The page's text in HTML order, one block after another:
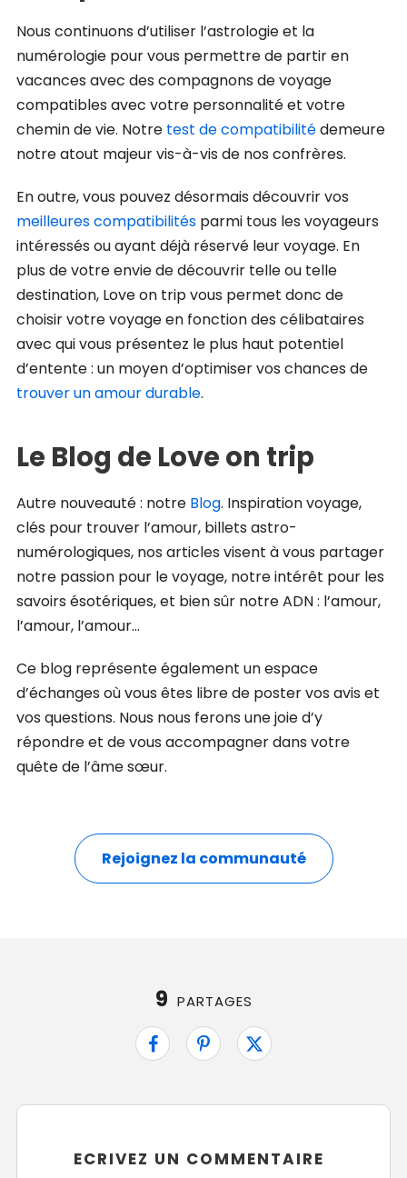
Nous continuons d’utiliser l’astrologie et la
numérologie pour vous permettre de partir en
vacances avec des compagnons de voyage
compatibles avec votre personnalité et votre
chemin de vie. Notre test de compatibilitédemeure
notre atout majeur vis-à-vis de nos confrères.
En outre, vous pouvez désormais découvrir vos
meilleures compatibilités parmi tous les voyageurs
intéressés ou ayant déjà réservé leur voyage. En
plus de votre envie de découvrir telle ou telle
destination, Love on trip vous permet donc de
choisir votre voyage en fonction des célibataires
avec qui vous présentez le plus haut potentiel
d’entente : un moyen d’optimiser vos chances de
trouver un amour durable.
Le Blog de Love on trip
Autre nouveauté : notre Blog. Inspiration voyage,
clés pour trouver l’amour, billets astro-
numérologiques, nos articles visent à vous partager
notre passion pour le voyage, notre intérêt pour les
savoirs ésotériques, et bien sûr notre ADN : l’amour,
l’amour, l’amour…
Ce blog représente également un espace
d’échanges où vous êtes libre de poster vos avis et
vos questions. Nous nous ferons une joie d’y
répondre et de vous accompagner dans votre
quête de l’âme sœur.
Rejoignez la communauté
9 PARTAGES
ECRIVEZ UN COMMENTAIRE